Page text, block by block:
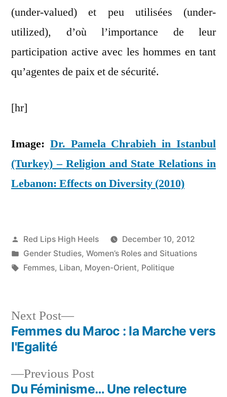
(under-valued) et peu utilisées (under-
utilized), d’où l’importance de leur
participation active avec les hommes en tant
qu’agentes de paix et de sécurité.
[hr]
Image: Dr. Pamela Chrabieh in Istanbul
(Turkey) – Religion and State Relations in
Lebanon: Effects onDiversity (2010)
Posted
by
Red Lips High Heels
December 10, 2012
Posted
in
Gender Studies, Women’s Roles and Situations
Tags:
Femmes, Liban, Moyen-Orient, Politique
Post
navigation
Previous PostPrevious
post:
Du Féminisme… Une relecture
Next Post
Next
post:
Femmes du Maroc : la Marche vers
l'Egalité